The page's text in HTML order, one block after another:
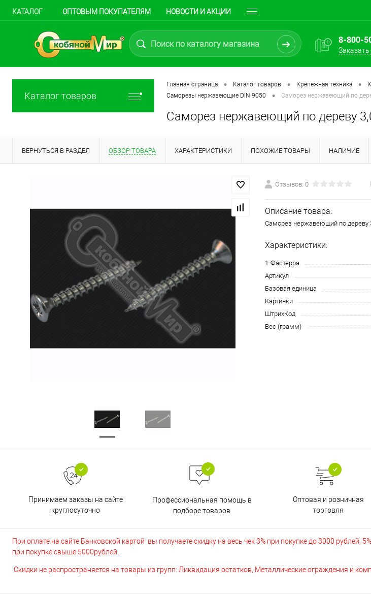
КАТАЛОГ ОПТОВЫМ ПОКУПАТЕЛЯМ НОВОСТИ И АКЦИИ
8-800-
Каталог товаров
Главная страница • Каталог товаров • Крепёжная техника •
Саморезы нержавеющие DIN 9050 • Саморез нержавеющий по
Саморез нержавеющий по дереву
ВЕРНУТЬСЯ В РАЗДЕЛ ОБЗОР ТОВАРА ХАРАКТЕРИСТИКИ ПОХОЖИЕ ТОВАРЫ НАЛИЧИЕ
Отзывов: 0
Описание товара:
Саморез нержавеющий по дереву
Характеристики:
1-Фастерра
Артикул
Базовая единица
Картинки
ШтрихКод
Вес (грамм)
Принимаем заказы на сайте
круглосуточно
Профессиональная помощь в
подборе товаров
Оптовая и розничная
торговля
При оплате на сайте Банковской картой вы получаете скидку на весь чек 3% при покупке до 3000 рублей,
при покупке свыше 5000рублей.
Скидки не распространяется на товары из групп: Ликвидация остатков, Металлические ограждения и